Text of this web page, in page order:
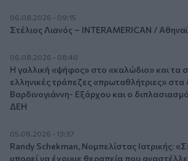
06.08.2026 - 09:15
Στέλιος Λιανός – INTERAMERICAN /
06.08.2026 - 08:40
Η γαλλική «ψήφος» στο «καλώδιο» και τα
ελληνικές τράπεζες «πρωταθλήτριες» στα
Βαρδινογιάννη- Εξάρχου και ο
ΔΕΗ
05.08.2026 - 13:37
Randy Schekman, Νομπελίστας Ιατρικής:
μπορεί να έχουμε θεραπεία που